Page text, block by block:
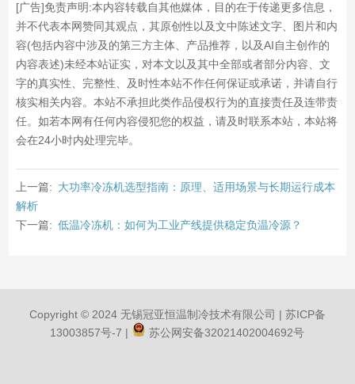
[广告]免责声明:本内容转载自其他媒体，目的在于传递更多信息，
并不代表本网赞同其观点，其原创性以及文中陈述文字、图片和内
容(包括内容中涉及的第三方主体、产品推荐，以及AI自主创作的
内容表述)未经本站证实，对本文以及其中全部或者部分内容、文
字的真实性、完整性、及时性本站不作任何保证或承诺，并请自行
核实相关内容。本站不承担此类作品侵权行为的直接责任及连带责
任。如若本网有任何内容侵犯您的权益，请及时联系本站，本站将
会在24小时内处理完毕。
上一篇: 大功率冷冻机选型指南：原理、适用场景与长期运行成本
解析
下一篇: 低温冷冻机：如何为工业产线提供稳定负温冷源？
Copyright © 2024 无锡冠亚恒温制冷技术有限公司 | 苏ICP备
13003857号-7 | 苏公网安备32021402004692号